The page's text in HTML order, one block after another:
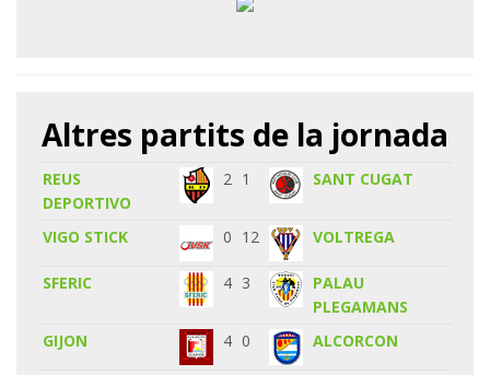
Altres partits de la jornada
REUS
DEPORTIVO
2 1 SANT CUGAT
VIGO STICK 0 12 VOLTREGA
SFERIC 4 3
PALAU
PLEGAMANS
GIJON
4 0 ALCORCON